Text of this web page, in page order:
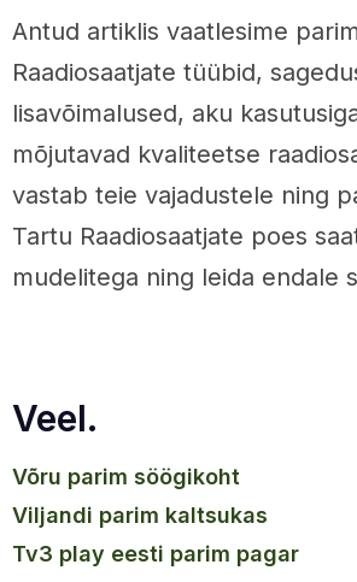
Antud artiklis vaatlesime
Raadiosaatjate tüübid,
lisavõimalused, aku
mõjutavad kvaliteetse
vastab teie vajadustele ning
Tartu Raadiosaatjate poes
mudelitega ning leida endale
Veel.
võru parim söögikoht
viljandi parim kaltsukas
tv3 play eesti parim pagar